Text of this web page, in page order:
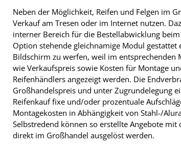
Neben der Möglichkeit, Reifen und Felgen im
Verkauf am Tresen oder im Internet nutzen.
interner Bereich für die Bestellabwicklung
Option stehende gleichnamige Modul
Bildschirm zu werfen, weil im
wie Verkaufspreis sowie Kosten für Montage
Reifenhändlers angezeigt werden. Die
Großhandelspreis und unter Zugrundelegung
Reifenkauf fixe und/oder prozentuale
Montagekosten in Abhängigkeit von Stahl-/
Selbstredend können so erstellte Angebote
direkt im Großhandel ausgelöst werden.